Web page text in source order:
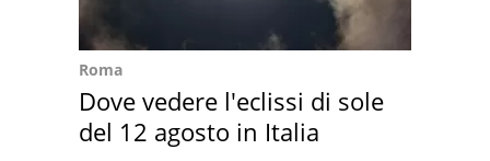
Roma
Dove vedere l'eclissi di sole
del 12 agosto in Italia